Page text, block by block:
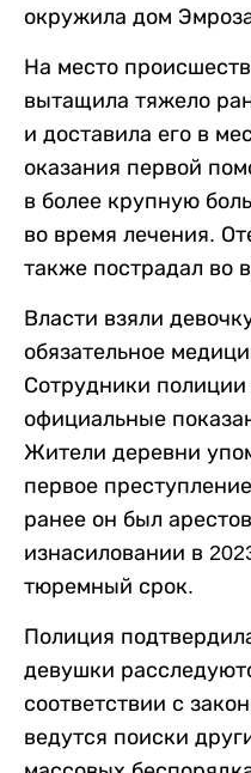
окружила дом
На место
вытащила тяжело
и доставила его в
оказания первой
в более крупную
во время лечения.
также пострадал во
Власти взяли
обязательное
Сотрудники
официальные
Жители деревни
первое
ранее он был
изнасиловании в
тюремный срок.
Полиция
девушки
соответствии с
ведутся поиски